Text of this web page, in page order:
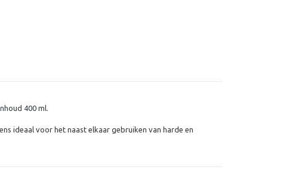
400 ml.
ideaal voor het naast elkaar gebruiken van harde en